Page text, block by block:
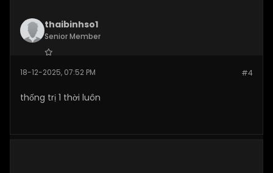
thaibinhso1
Senior Member
Posts:282 #4
18-12-2025, 07:52 PM
thống trị 1 thời luôn